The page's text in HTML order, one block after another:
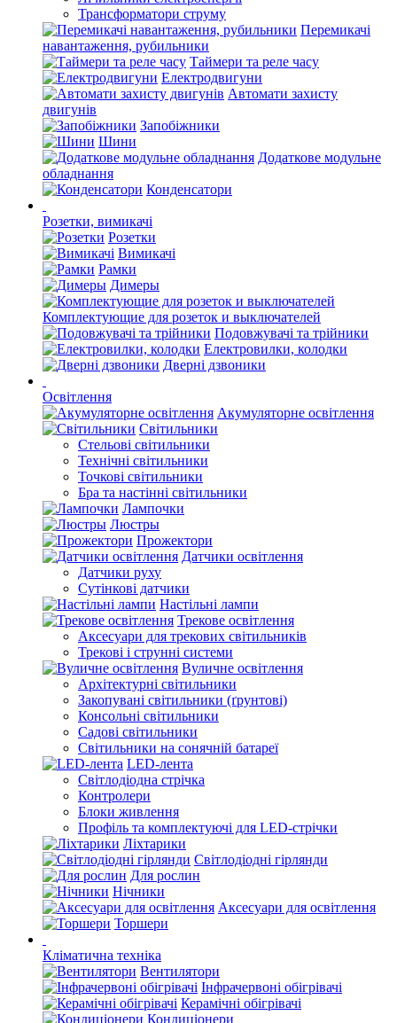
Трансформатори струму
Перемикачі
навантаження, рубильники
Таймери та реле часу
Електродвигуни
Автомати захисту
двигунів
Запобіжники
Шини
Додаткове модульне
обладнання
Конденсатори
Розетки, вимикачі
Розетки
Вимикачі
Рамки
Димеры
Комплектующие для розеток и выключателей
Подовжувачі та трійники
Електровилки, колодки
Дверні дзвоники
Освітлення
Акумуляторне освітлення
Світильники
Стельові світильники
Технічні світильники
Точкові світильники
Бра та настінні світильники
Лампочки
Люстры
Прожектори
Датчики освітлення
Датчики руху
Сутінкові датчики
Настільні лампи
Трекове освітлення
Аксесуари для трекових світильників
Трекові і струнні системи
Вуличне освітлення
Архітектурні світильники
Закопувані світильники (ґрунтові)
Консольні світильники
Садові світильники
Світильники на сонячній батареї
LED-лента
Світлодіодна стрічка
Контролери
Блоки живлення
Профіль та комплектуючі для LED-стрічки
Ліхтарики
Світлодіодні гірлянди
Для рослин
Нічники
Аксесуари для освітлення
Торшери
Кліматична техніка
Вентилятори
Інфрачервоні обігрівачі
Керамічні обігрівачі
Кондиціонери